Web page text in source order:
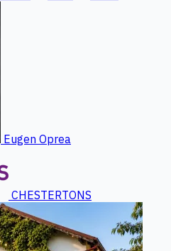
Eugen Oprea
CHESTERTONS